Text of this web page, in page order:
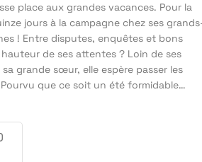
place aux grandes vacances. Pour la
jours à la campagne chez ses
! Entre disputes, enquêtes et bons
de ses attentes ? Loin de ses
grande sœur, elle espère passer les
que ce soit un été formidable…